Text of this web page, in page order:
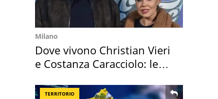
Milano
Dove vivono Christian Vieri
e Costanza Caracciolo: le
TERRITORIO